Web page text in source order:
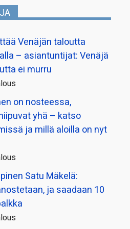
Venäjän taloutta
– asiantuntijat: Venäjä
ei murru
on nosteessa,
yhä – katso
ja millä aloilla on nyt
Satu Mäkelä:
ja saadaan 10